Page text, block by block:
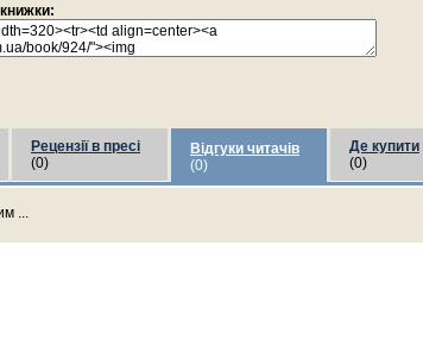
Рецензії в пресі
(0)
Відгуки читачів
(0)
Де купити
(0)
...